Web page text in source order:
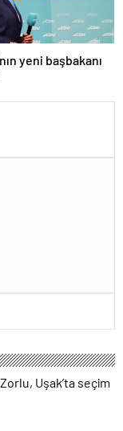
yeni başbakanı